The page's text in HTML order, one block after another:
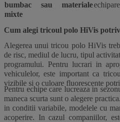
bumbac sau materiale
mixte
Cum alegi tricoul polo HiVis
Alegerea unui tricou polo HiVis
de risc, mediul de lucru, tipul
programului. Pentru lucrari in
vehiculelor, este important ca
vizibile si o culoare fluorescente
Pentru echipe care lucreaza in
maneca scurta sunt o alegere
in conditii variabile, modelele cu
acoperire. In cazul companiilor,